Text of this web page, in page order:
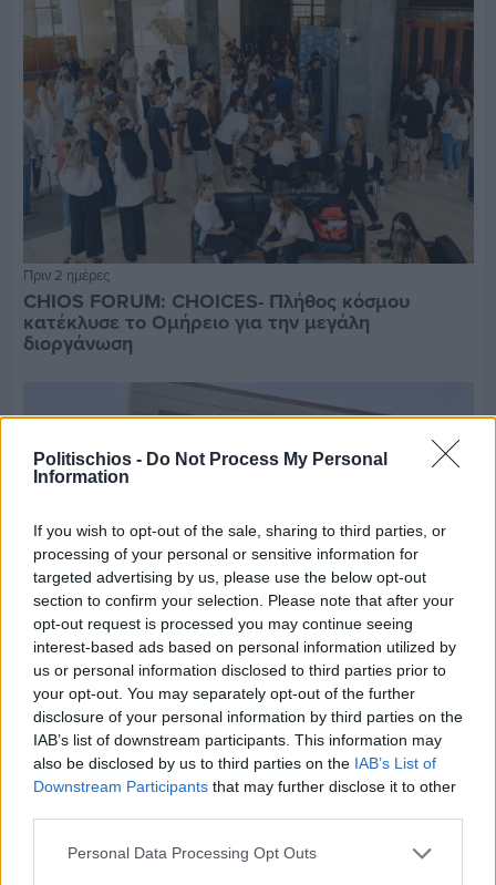
Politischios - Do Not Process My Personal
Information
If you wish to opt-out of the sale, sharing to third parties, or
processing of your personal or sensitive information for
targeted advertising by us, please use the below opt-out
section to confirm your selection. Please note that after your
opt-out request is processed you may continue seeing
interest-based ads based on personal information utilized by
us or personal information disclosed to third parties prior to
your opt-out. You may separately opt-out of the further
disclosure of your personal information by third parties on the
IAB’s list of downstream participants. This information may
also be disclosed by us to third parties on the IAB’s List of
Downstream Participants that may further disclose it to other
Personal Data Processing Opt Outs
Πριν 2 ημέρες
CHIOS FORUM: CHOICES- Πλήθος κόσμου
κατέκλυσε το Ομήρειο για την μεγάλη
διοργάνωση
Πριν 2 ημέρες
Οδηγοί Δασικών Υπηρεσιών: Ζητούν ένταξη στο
ανθυγιεινό επίδομα
Διαφήμιση